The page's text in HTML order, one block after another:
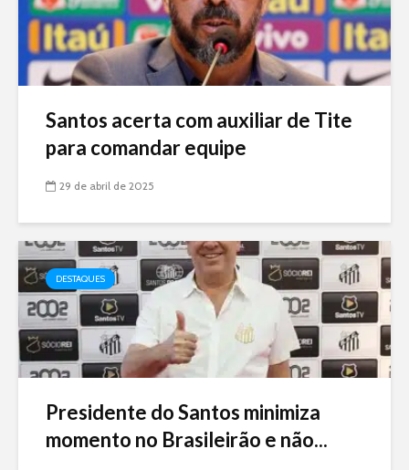
Santos acerta com auxiliar de Tite
para comandar equipe
29 de abril de 2025
DESTAQUES
Presidente do Santos minimiza
momento no Brasileirão e não...